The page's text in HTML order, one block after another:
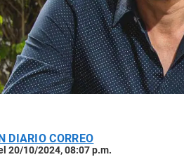
DIARIO CORREO
20/10/2024, 08:07 p.m.